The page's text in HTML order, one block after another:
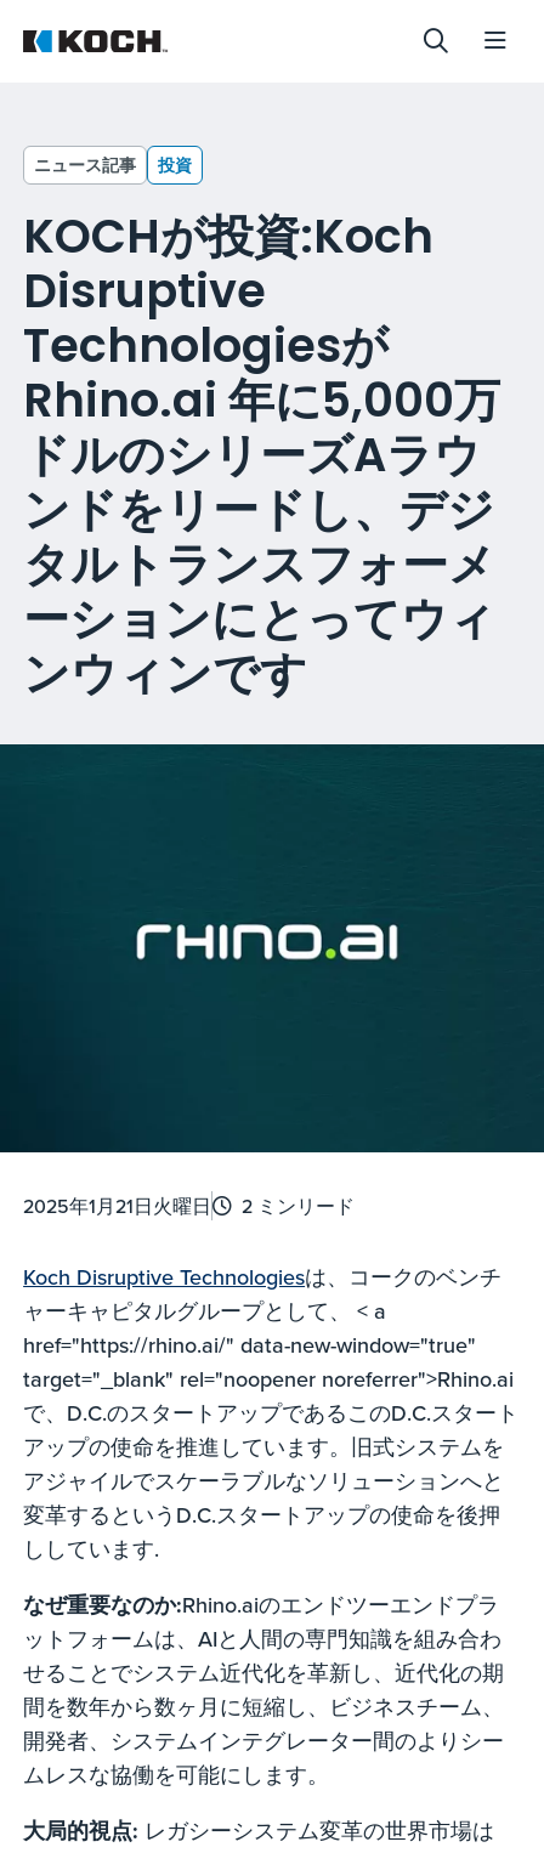
ニュース記事 投資
KOCHが投資:Koch
Disruptive
Technologiesが
Rhino.ai 年に5,000万
ドルのシリーズAラウ
ンドをリードし、デジ
タルトランスフォーメ
ーションにとってウィ
ンウィンです
2025年1月21日火曜日 2 ミンリード
Koch Disruptive Technologiesは、コークのベンチ
ャーキャピタルグループとして、 < a
href="https://rhino.ai/" data-new-window="true"
target="_blank" rel="noopener noreferrer">Rhino.ai
で、D.C.のスタートアップであるこのD.C.スタート
アップの使命を推進しています。旧式システムを
アジャイルでスケーラブルなソリューションへと
変革するというD.C.スタートアップの使命を後押
ししています.
なぜ重要なのか:Rhino.aiのエンドツーエンドプラ
ットフォームは、AIと人間の専門知識を組み合わ
せることでシステム近代化を革新し、近代化の期
間を数年から数ヶ月に短縮し、ビジネスチーム、
開発者、システムインテグレーター間のよりシー
ムレスな協働を可能にします。
大局的視点: レガシーシステム変革の世界市場は